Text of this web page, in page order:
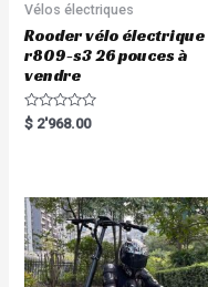
Vélos électriques
Rooder vélo électrique
r809-s3 26 pouces à
vendre
R
a
o
u
t
o
f
5
$ 2'968.00